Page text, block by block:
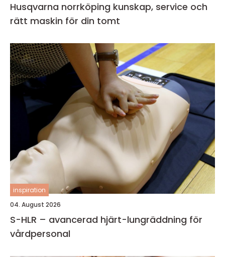
Husqvarna norrköping kunskap, service och
rätt maskin för din tomt
inspiration
04. August 2026
S-HLR – avancerad hjärt-lungräddning för
vårdpersonal